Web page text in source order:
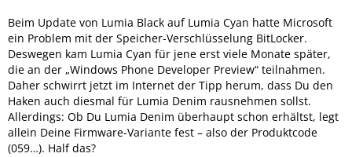
Beim Update von Lumia Black auf Lumia Cyan hatte Microsoft
ein Problem mit der Speicher-Verschlüsselung BitLocker.
Deswegen kam Lumia Cyan für jene erst viele Monate später,
die an der „Windows Phone Developer Preview“ teilnahmen.
Daher schwirrt jetzt im Internet der Tipp herum, dass Du den
Haken auch diesmal für Lumia Denim rausnehmen sollst.
Allerdings: Ob Du Lumia Denim überhaupt schon erhältst, legt
allein Deine Firmware-Variante fest – also der Produktcode
(059…). Half das?